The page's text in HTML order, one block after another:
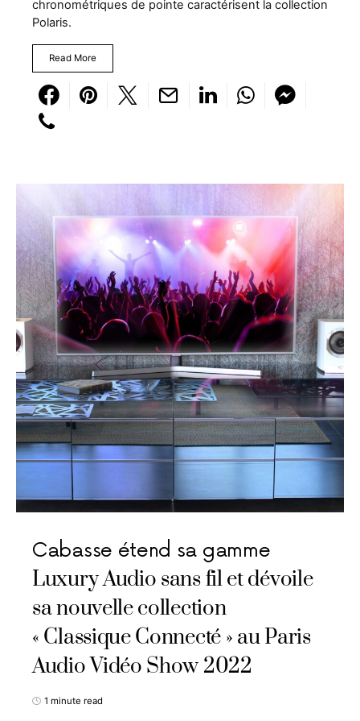
chronométriques de pointe caractérisent la collection
Polaris.
Read More
Cabasse étend sa gamme
Luxury Audio sans fil et dévoile
sa nouvelle collection
« Classique Connecté » au Paris
Audio Vidéo Show 2022
1 minute read